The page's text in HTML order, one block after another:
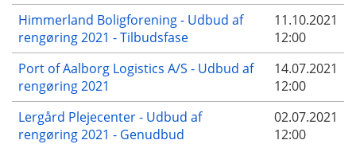
Himmerland Boligforening - Udbud af
rengøring 2021 - Tilbudsfase
11.10.2021
12:00
Port of Aalborg Logistics A/S - Udbud af
rengøring 2021
14.07.2021
12:00
Lergård Plejecenter - Udbud af
rengøring 2021 - Genudbud
02.07.2021
12:00